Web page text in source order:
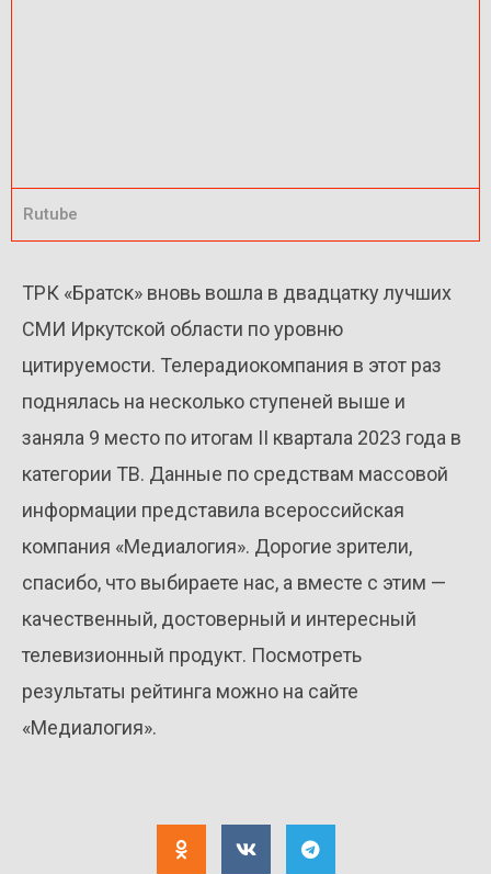
Rutube
ТРК «Братск» вновь вошла в двадцатку лучших
СМИ Иркутской области по уровню
цитируемости. Телерадиокомпания в этот раз
поднялась на несколько ступеней выше и
заняла 9 место по итогам II квартала 2023 года в
категории ТВ. Данные по средствам массовой
информации представила всероссийская
компания «Медиалогия». Дорогие зрители,
спасибо, что выбираете нас, а вместе с этим —
качественный, достоверный и интересный
телевизионный продукт. Посмотреть
результаты рейтинга можно на сайте
«Медиалогия».